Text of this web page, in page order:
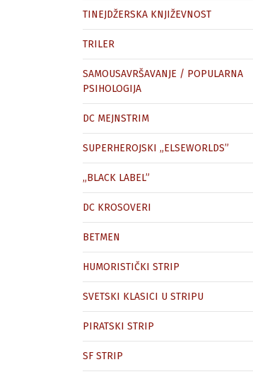
TINEJDŽERSKA KNJIŽEVNOST
TRILER
SAMOUSAVRŠAVANJE / POPULARNA
PSIHOLOGIJA
DC MEJNSTRIM
SUPERHEROJSKI „ELSEWORLDS”
„BLACK LABEL”
DC KROSOVERI
BETMEN
HUMORISTIČKI STRIP
SVETSKI KLASICI U STRIPU
PIRATSKI STRIP
SF STRIP